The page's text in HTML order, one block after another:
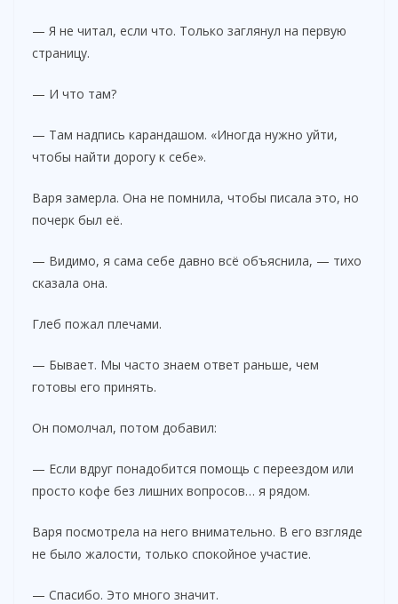
— Я не читал, если что. Только заглянул на первую
страницу.
— И что там?
— Там надпись карандашом. «Иногда нужно уйти,
чтобы найти дорогу к себе».
Варя замерла. Она не помнила, чтобы писала это, но
почерк был её.
— Видимо, я сама себе давно всё объяснила, — тихо
сказала она.
Глеб пожал плечами.
— Бывает. Мы часто знаем ответ раньше, чем
готовы его принять.
Он помолчал, потом добавил:
— Если вдруг понадобится помощь с переездом или
просто кофе без лишних вопросов… я рядом.
Варя посмотрела на него внимательно. В его взгляде
не было жалости, только спокойное участие.
— Спасибо. Это много значит.